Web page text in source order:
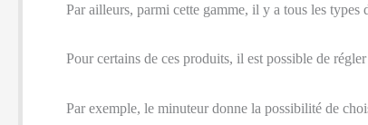
Par ailleurs, parmi cette gamme, il y a tous les
Pour certains de ces produits, il est possible de
Par exemple, le minuteur donne la possibilité de